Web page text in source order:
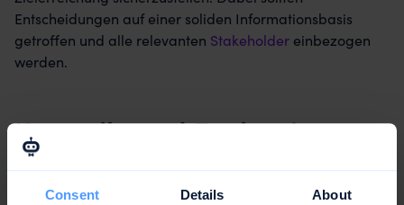
Consent Details About
Entscheidungen auf einer soliden Informationsbasis
getroffen und alle relevanten Stakeholder einbezogen
werden.
Kontrolle und Evaluation
Die regelmäßige Kontrolle und Evaluation der
Teamarbeit und -leistung ist ein wichtiger Bestandteil